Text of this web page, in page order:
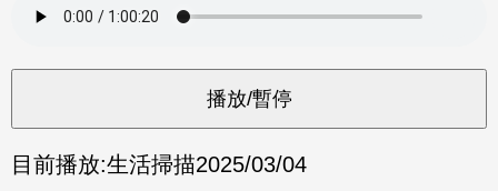
目前播放:生活掃描2025/03/04